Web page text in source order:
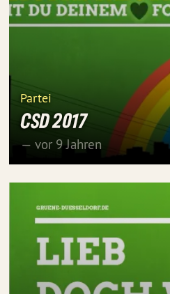
Partei
CSD 2017
— vor 9 Jahren